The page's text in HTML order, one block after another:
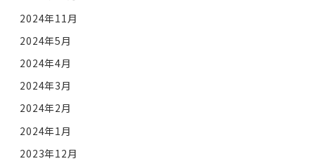
2024年11月
2024年5月
2024年4月
2024年3月
2024年2月
2024年1月
2023年12月